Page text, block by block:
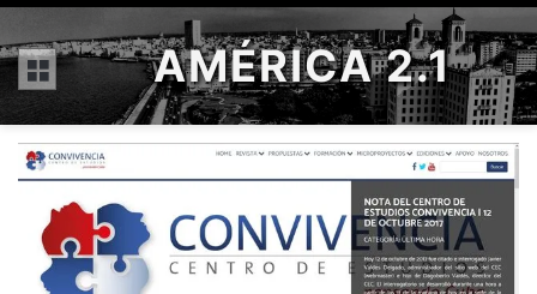
Menú AMÉRICA 2.1